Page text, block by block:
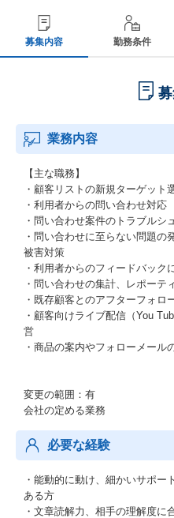
募集内容 勤務条件
業務内容
【主な職務】
・顧客リストの新規ターゲット
・利用者からの問い合わせ対応
・問い合わせ案件のトラブルシ
・問い合わせに至らない問題の
被害対策
・利用者からのフィードバッ
・問い合わせの集計、レポーテ
・既存顧客とのアフターフォロ
・顧客向けライブ配信（You
営
・商品の案内やフォローメール
変更の範囲：有
会社の定める業務
必要な経験
・能動的に動け、細かいサポ
ある方
・文章読解力、相手の理解度